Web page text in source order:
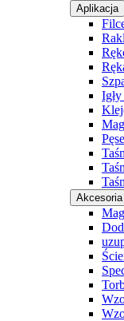
Aplikacja
Akcesoria